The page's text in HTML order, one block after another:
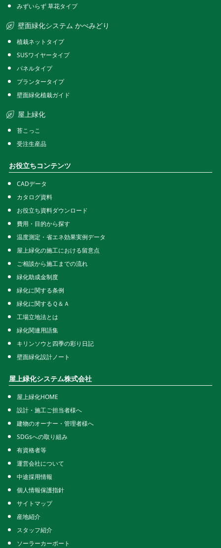
みずいらず 草花タイプ
壁面緑化システム かべみどり
植栽ネットタイプ
SUSワイヤータイプ
パネルタイプ
プランタータイプ
壁面緑化植栽ガイド
屋上緑化
苔こっこ
受注生産品
お役立ちコンテンツ
CADデータ
カタログ資料
お役立ち資料ダウンロード
費用・目的から探す
温度測定・省エネ効果実例データ
屋上緑化の施工における留意点
ご相談から施工までの流れ
緑化助成金制度
緑化に関する条例
緑化に関するＱ＆Ａ
工場立地法とは
緑化関連用語集
キリンソウと四季の彩り日記
壁面緑化設計ノート
屋上緑化システム株式会社
屋上緑化HOME
設計・施工ご担当者様へ
建物のオーナー・管理者様へ
SDGsへの取り組み
有資格者等
運営会社について
中途採用情報
個人情報保護指針
サイトマップ
産地紹介
スタッフ紹介
ソーラーカーポート